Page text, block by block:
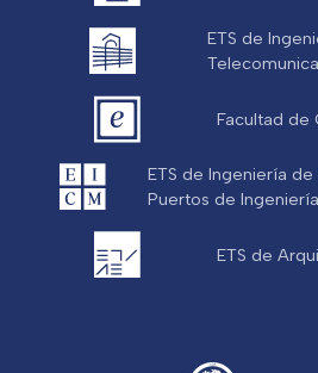
ETS de
Facultad de
ETS de Ingeniería
Puertos de
ETS de